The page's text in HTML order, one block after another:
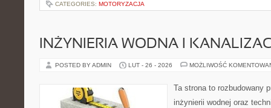
CATEGORIES: MOTORYZACJA
INŻYNIERIA WODNA I
POSTED BY ADMIN LUT - 26 - 2026 MOŻLIWOŚĆ
Ta strona to rozbudowany
inżynierii wodnej oraz